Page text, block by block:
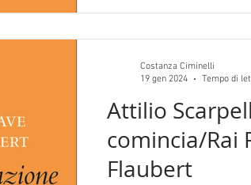
Attilio
comincia/Rai
Flaubert
Costanza Ciminelli
19 gen 2024
Tempo di